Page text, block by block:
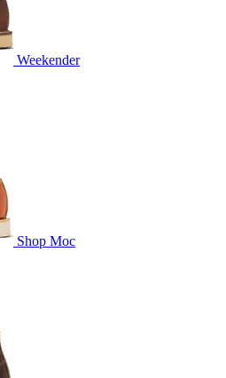
Weekender
Shop Moc